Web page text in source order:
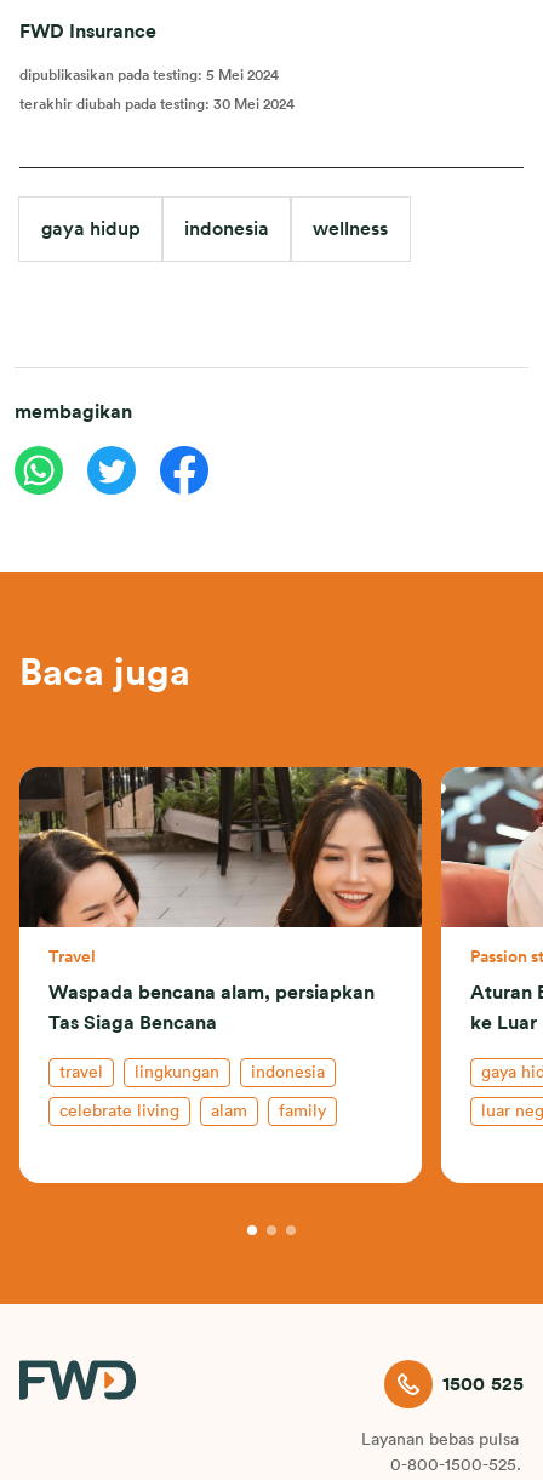
FWD Insurance
dipublikasikan pada testing: 5 Mei 2024
terakhir diubah pada testing: 30 Mei 2024
gaya hidup indonesia wellness
membagikan
Baca juga
Travel
Waspada bencana alam, persiapkan
Tas Siaga Bencana
travel lingkungan indonesia
celebrate living alam family
Passion
Aturan
ke
gaya
luar
1500 525
Layanan bebas pulsa
0-800-1500-525.